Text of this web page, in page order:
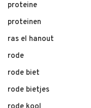
proteine
proteinen
ras el hanout
rode
rode biet
rode bietjes